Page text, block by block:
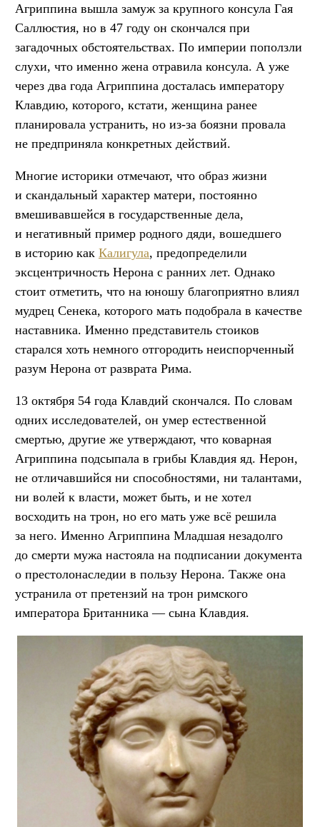
Агриппина вышла замуж за крупного консула Гая
Саллюстия, но в 47 году он скончался при
загадочных обстоятельствах. По империи поползли
слухи, что именно жена отравила консула. А уже
через два года Агриппина досталась императору
Клавдию, которого, кстати, женщина ранее
планировала устранить, но из-за боязни провала
не предприняла конкретных действий.
Многие историки отмечают, что образ жизни
и скандальный характер матери, постоянно
вмешивавшейся в государственные дела,
и негативный пример родного дяди, вошедшего
в историю как Калигула, предопределили
эксцентричность Нерона с ранних лет. Однако
стоит отметить, что на юношу благоприятно влиял
мудрец Сенека, которого мать подобрала в качестве
наставника. Именно представитель стоиков
старался хоть немного отгородить неиспорченный
разум Нерона от разврата Рима.
13 октября 54 года Клавдий скончался. По словам
одних исследователей, он умер естественной
смертью, другие же утверждают, что коварная
Агриппина подсыпала в грибы Клавдия яд. Нерон,
не отличавшийся ни способностями, ни талантами,
ни волей к власти, может быть, и не хотел
восходить на трон, но его мать уже всё решила
за него. Именно Агриппина Младшая незадолго
до смерти мужа настояла на подписании документа
о престолонаследии в пользу Нерона. Также она
устранила от претензий на трон римского
императора Британника — сына Клавдия.